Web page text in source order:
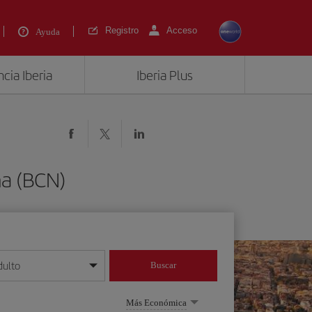
Ayuda Registro Acceso
Iberia Iberia Plus
(BCN)
mes/año
Buscar
Más Económica